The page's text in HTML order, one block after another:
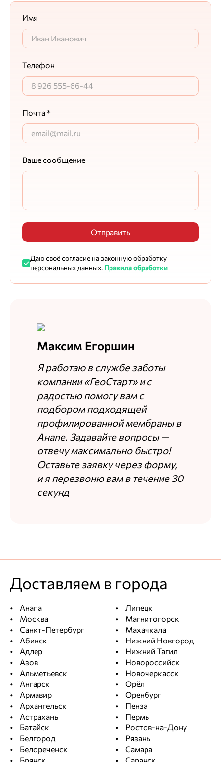
Имя
Телефон
Почта *
Ваше сообщение
Отправить
Даю своё согласие на законную обработку
персональных данных. Правила обработки
Максим Егоршин
Я работаю в службе заботы
компании «ГеоСтарт» и с
радостью помогу вам с
подбором подходящей
профилированной мембраны в
Анапе. Задавайте вопросы —
отвечу максимально быстро!
Оставьте заявку через форму,
и я перезвоню вам в течение 30
секунд
Доставляем в города
Анапа
Москва
Санкт-Петербург
Абинск
Адлер
Азов
Альметьевск
Ангарск
Армавир
Архангельск
Астрахань
Батайск
Белгород
Белореченск
Липецк
Магнитогорск
Махачкала
Нижний Новгород
Нижний Тагил
Новороссийск
Новочеркасск
Орёл
Оренбург
Пенза
Пермь
Ростов-на-Дону
Рязань
Самара